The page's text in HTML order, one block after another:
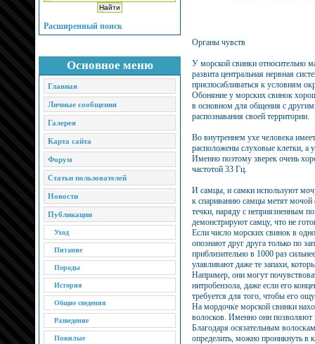
Расширенный поиск
Основное меню
Главная
Личные сообщения
Галерея
Карта сайта
Форум
Статьи пользователей
Новости
Публикации
Уход
Питание
Породы
История
Общие сведения
Разведение
Пожилые
Органы чувств
У морской свинки относительно
развита центральная нервная
приспосабливаться к условиям
Обоняние у морских свинок
в основном для общения с
распознавания своей территории.
Во внутреннем ухе человека
расположены слуховые клетки, а
Именно поэтому зверек очень
частотой 33 Гц.
И самцы, и самки используют
к спариванию самцы метят мочой
течки, наряду с неприязненным
демонстрируют самцу, что не
Если число морских свинок в
опознают друг друга только по
приблизительно в 1000 раз
улавливают даже те запахи,
Например, они могут
нитробензола, даже если его
требуется для того, чтобы его
На мордочке морской свинки
волосков. Именно они позволяют
Благодаря осязательным
определить, можно проникнуть в